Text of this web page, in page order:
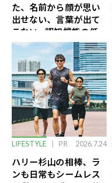
た、名前から顔が思い
出せない、言葉が出て
こない…認知機能の低
下を救う、脳のインナ
ーケアとは
LIFESTYLE PR 2026.7.24
ハリー杉山の相棒、ラ
ンも日常もシームレス